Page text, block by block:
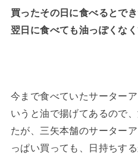
買ったその日に食べるとでき
翌日に食べても油っぽくな
今まで食べていたサーター
いうと油で揚げてあるので
たが、三矢本舗のサーター
っぱい買っても、日持ちす